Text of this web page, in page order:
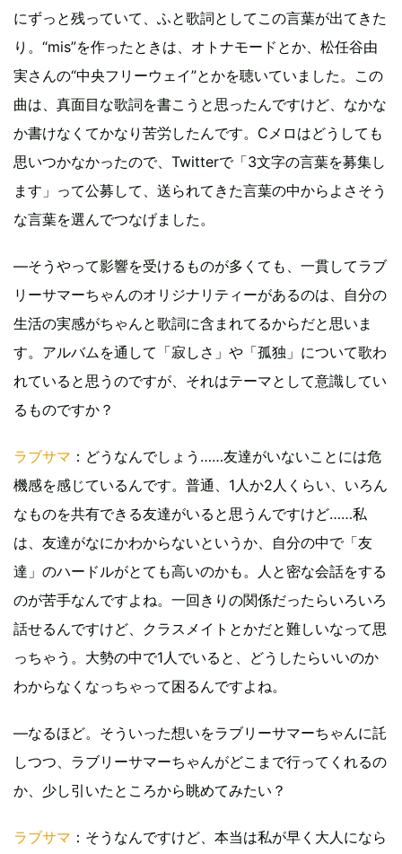
にずっと残っていて、ふと歌詞としてこの言葉が出てきた
り。“mis”を作ったときは、オトナモードとか、松任谷由
実さんの“中央フリーウェイ”とかを聴いていました。この
曲は、真面目な歌詞を書こうと思ったんですけど、なかな
か書けなくてかなり苦労したんです。Cメロはどうしても
思いつかなかったので、Twitterで「3文字の言葉を募集し
ます」って公募して、送られてきた言葉の中からよさそう
な言葉を選んでつなげました。
―そうやって影響を受けるものが多くても、一貫してラブ
リーサマーちゃんのオリジナリティーがあるのは、自分の
生活の実感がちゃんと歌詞に含まれてるからだと思いま
す。アルバムを通して「寂しさ」や「孤独」について歌わ
れていると思うのですが、それはテーマとして意識してい
るものですか？
ラブサマ ：どうなんでしょう……友達がいないことには危
機感を感じているんです。普通、1人か2人くらい、いろん
なものを共有できる友達がいると思うんですけど……私
は、友達がなにかわからないというか、自分の中で「友
達」のハードルがとても高いのかも。人と密な会話をする
のが苦手なんですよね。一回きりの関係だったらいろいろ
話せるんですけど、クラスメイトとかだと難しいなって思
っちゃう。大勢の中で1人でいると、どうしたらいいのか
わからなくなっちゃって困るんですよね。
―なるほど。そういった想いをラブリーサマーちゃんに託
しつつ、ラブリーサマーちゃんがどこまで行ってくれるの
か、少し引いたところから眺めてみたい？
ラブサマ ：そうなんですけど、本当は私が早く大人になら